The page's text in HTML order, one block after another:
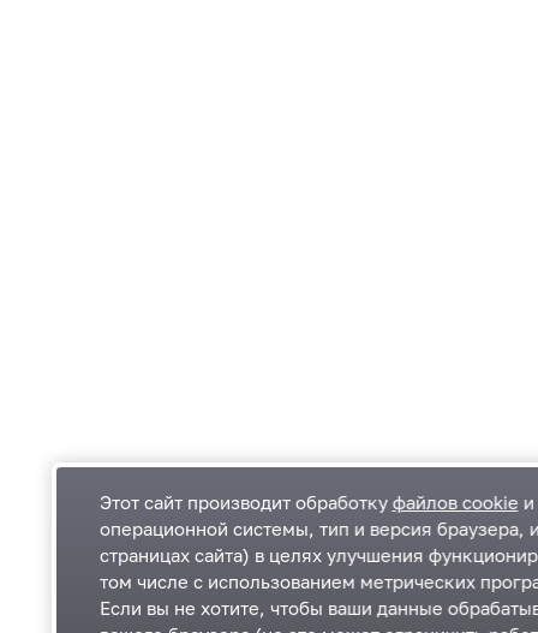
Одинцовский городской округ Московской
области
143000, Московская область, г. Одинцово,
Этот сайт производит обработку файлов cookie
операционной системы, тип и версия браузера,
страницах сайта) в целях улучшения
том числе с использованием метрических
Если вы не хотите, чтобы ваши данные